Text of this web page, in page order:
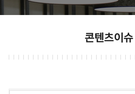
콘텐츠이슈